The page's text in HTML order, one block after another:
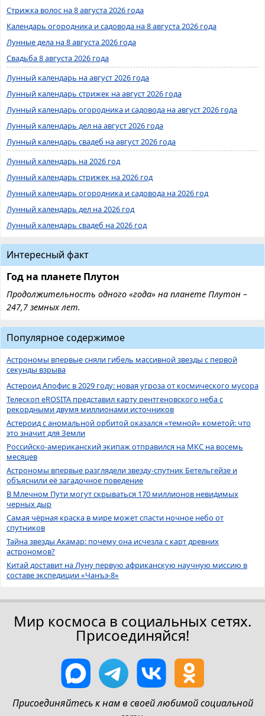
Стрижка волос на 8 августа 2026 года
Календарь огородника и садовода на 8 августа 2026 года
Лунные дела на 8 августа 2026 года
Свадьба 8 августа 2026 года
Лунный календарь на август 2026 года
Лунный календарь стрижек на август 2026 года
Лунный календарь огородника и садовода на август 2026 года
Лунный календарь дел на август 2026 года
Лунный календарь свадеб на август 2026 года
Лунный календарь на 2026 год
Лунный календарь стрижек на 2026 год
Лунный календарь огородника и садовода на 2026 год
Лунный календарь дел на 2026 год
Лунный календарь свадеб на 2026 год
Интересный факт
Год на планете Плутон
Продолжительность одного «года» на планете Плутон –
247,7 земных лет.
Популярное содержимое
Астрономы впервые сняли гибель массивной звезды с первой
секунды взрыва
Астероид Апофис в 2029 году: новая угроза от космического мусора
Телескоп eROSITA представил карту рентгеновского неба с
рекордными двумя миллионами источников
Астероид с аномальной орбитой оказался «темной» кометой: что
это значит для Земли
Российско-американский экипаж отправился на МКС на восемь
месяцев
Астрономы впервые разглядели звезду-спутник Бетельгейзе и
объяснили её загадочное поведение
В Млечном Пути могут скрываться 170 миллионов невидимых
черных дыр
Самая чёрная краска в мире может спасти ночное небо от
спутников
Тайна звезды Акамар: почему она исчезла с карт древних
астрономов?
Китай доставит на Луну первую африканскую научную миссию в
составе экспедиции «Чанъэ-8»
Мир космоса в социальных сетях.
Присоединяйся!
Присоединяйтесь к нам в своей любимой социальной